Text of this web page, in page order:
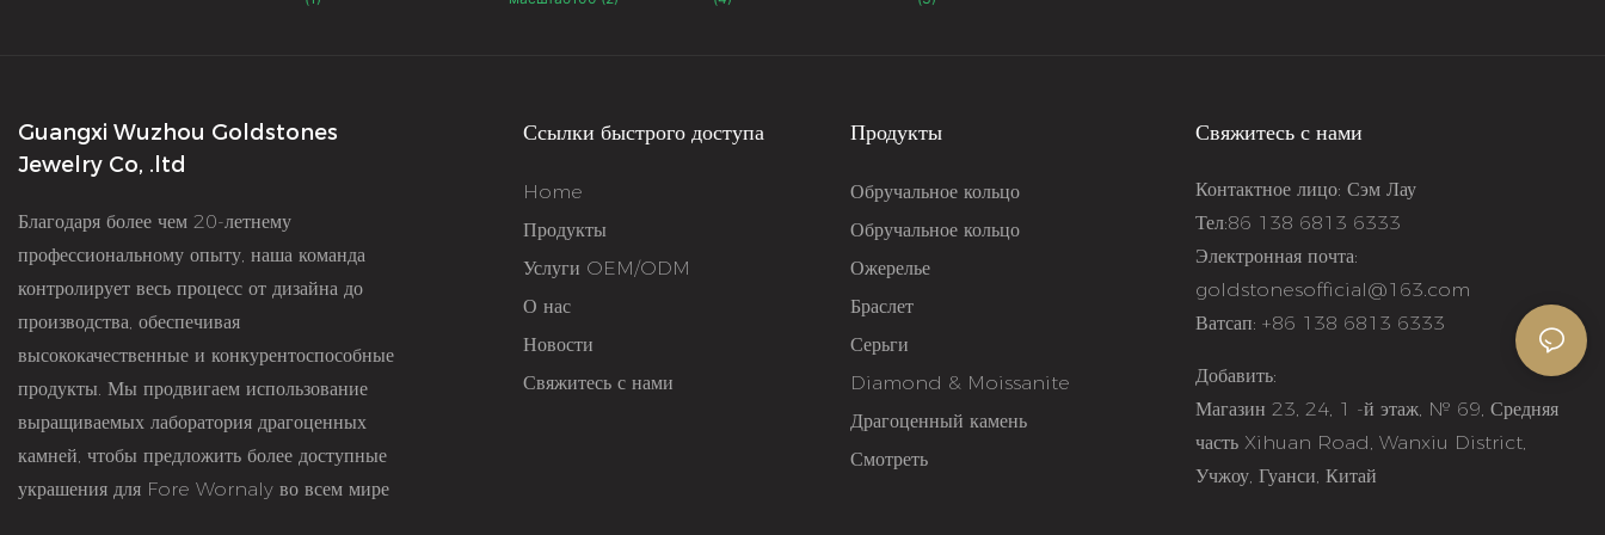
Guangxi Wuzhou Goldstones
Jewelry Co, .ltd
Благодаря более чем 20-летнему
профессиональному опыту, наша команда
контролирует весь процесс от дизайна до
производства, обеспечивая
высококачественные и конкурентоспособные
продукты. Мы продвигаем использование
выращиваемых лаборатория драгоценных
камней, чтобы предложить более доступные
украшения для Fore Wornaly во всем мире
Ссылки быстрого доступа
Home
Продукты
Услуги OEM/ODM
О нас
Новости
Свяжитесь с нами
Продукты
Обручальное кольцо
Обручальное кольцо
Ожерелье
Браслет
Серьги
Diamond & Moissanite
Драгоценный камень
Смотреть
Свяжитесь с нами
Контактное лицо: Сэм Лау
Тел:86 138 6813 6333
Электронная почта:
goldstonesofficial@163.com
Ватсап: +86 138 6813 6333
Добавить:
Магазин 23, 24, 1 -й этаж, № 69, Средняя
часть Xihuan Road, Wanxiu District,
Учжоу, Гуанси, Китай